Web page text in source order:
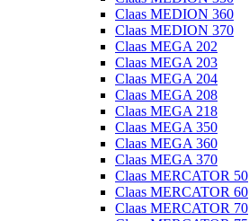
Claas MEDION 360
Claas MEDION 370
Claas MEGA 202
Claas MEGA 203
Claas MEGA 204
Claas MEGA 208
Claas MEGA 218
Claas MEGA 350
Claas MEGA 360
Claas MEGA 370
Claas MERCATOR 50
Claas MERCATOR 60
Claas MERCATOR 70